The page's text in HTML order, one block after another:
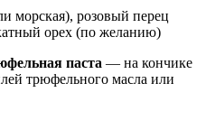
морская), розовый перец
орех (по желанию)
паста — на кончике
трюфельного масла или